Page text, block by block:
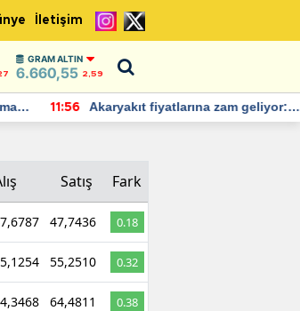
İletişim
GRAM ALTIN
6.660,55 2,59
11:56
Akaryakıt fiyatlarına zam geliyor:
Yeni tarih açıklandı
Satış Fark
47,7436 0.18
55,2510 0.32
64,4811
0.38